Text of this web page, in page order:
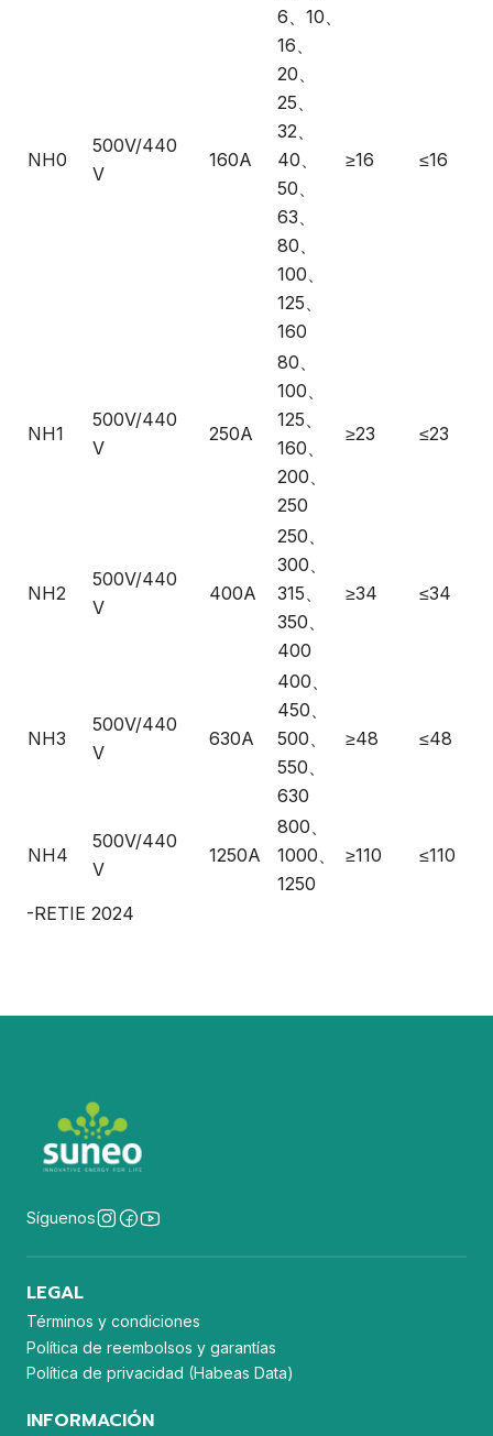
NH0
500V/440
V
160A
6、10、
16、
20、
25、
32、
40、
50、
63、
80、
100、
125、
160
≥16 ≤16
NH1
500V/440
V
250A
80、
100、
125、
160、
200、
250
≥23 ≤23
NH2
500V/440
V
400A
250、
300、
315、
350、
400
≥34 ≤34
NH3
500V/440
V
630A
400、
450、
500、
550、
630
≥48 ≤48
NH4
500V/440
V
1250A
800、
1000、
1250
≥110 ≤110
-RETIE 2024
Síguenos
LEGAL
Términos y condiciones
Política de reembolsos y garantías
Política de privacidad (Habeas Data)
INFORMACIÓN